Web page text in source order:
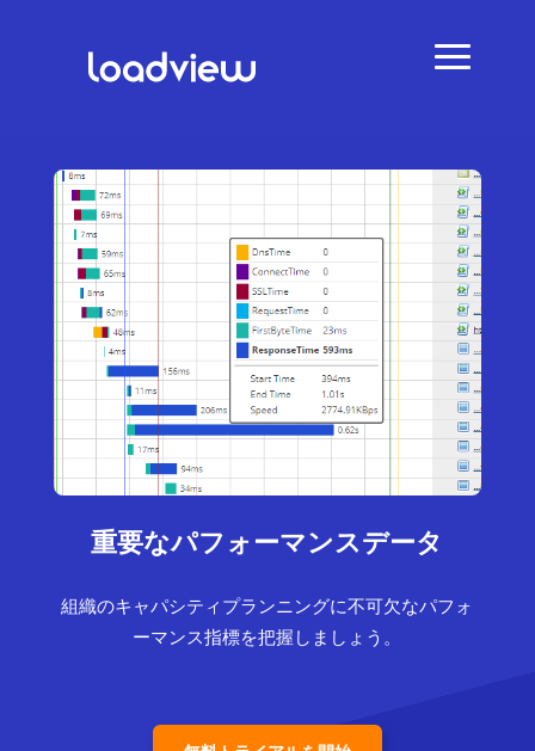
重要なパフォーマンスデータ
組織のキャパシティプランニングに不可欠なパフォ
ーマンス指標を把握しましょう。